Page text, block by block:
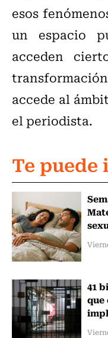
esos
un espacio
acceden
accede al
el periodista.
Te puede
41
que